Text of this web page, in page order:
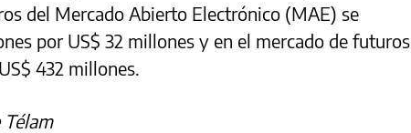
del Mercado Abierto Electrónico (MAE) se
por US$ 32 millones y en el mercado de futuros
432 millones.